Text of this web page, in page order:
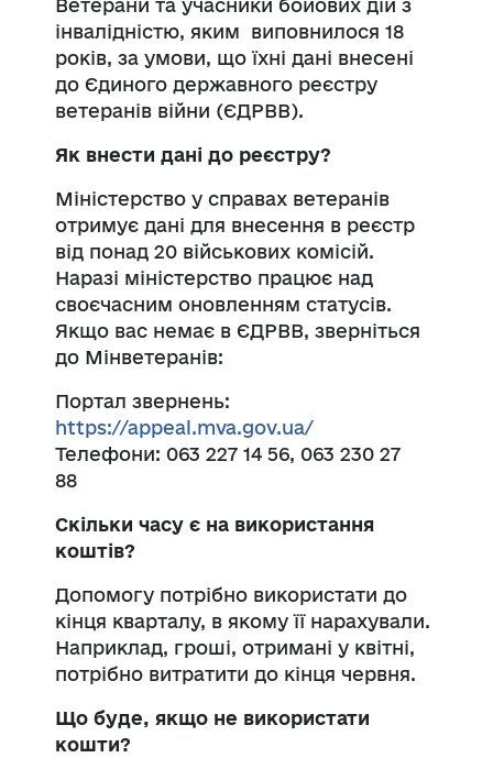
Ветерани та учасники бойових дій з
інвалідністю, яким виповнилося 18
років, за умови, що їхні дані внесені
до Єдиного державного реєстру
ветеранів війни (ЄДРВВ).
Як внести дані до реєстру?
Міністерство у справах ветеранів
отримує дані для внесення в реєстр
від понад 20 військових комісій.
Наразі міністерство працює над
своєчасним оновленням статусів.
Якщо вас немає в ЄДРВВ, зверніться
до Мінветеранів:
Портал звернень:
https://appeal.mva.gov.ua/
Телефони: 063 227 14 56, 063 230 27
88
Скільки часу є на використання
коштів?
Допомогу потрібно використати до
кінця кварталу, в якому її нарахували.
Наприклад, гроші, отримані у квітні,
потрібно витратити до кінця червня.
Що буде, якщо не використати
кошти?